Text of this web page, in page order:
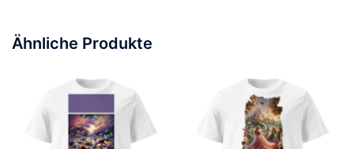
Ähnliche Produkte